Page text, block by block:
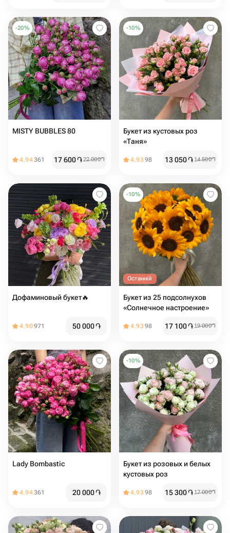
-20%
MISTY BUBBLES 80
4.94361 17 600֏22 000֏
-10%
Букет из кустовых роз
«Таня»
4.9398 13 050֏14 500֏
Дофаминовый букет🔥
4.90971 50 000֏
-10%
Останній
Букет из 25 подсолнухов
«Солнечное настроение»
4.9398 17 100֏19 000֏
Lady Bombastic
4.94361 20 000֏
-10%
Букет из розовых и белых
кустовых роз
4.9398 15 300֏17 000֏